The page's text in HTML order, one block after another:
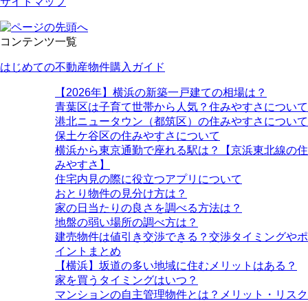
コンテンツ一覧
はじめての不動産物件購入ガイド
【2026年】横浜の新築一戸建ての相場は？
青葉区は子育て世帯から人気？住みやすさについて
港北ニュータウン（都筑区）の住みやすさについて
保土ケ谷区の住みやすさについて
横浜から東京通勤で座れる駅は？【京浜東北線の住
みやすさ】
住宅内見の際に役立つアプリについて
おとり物件の見分け方は？
家の日当たりの良さを調べる方法は？
地盤の弱い場所の調べ方は？
建売物件は値引き交渉できる？交渉タイミングやポ
イントまとめ
【横浜】坂道の多い地域に住むメリットはある？
家を買うタイミングはいつ？
マンションの自主管理物件とは？メリット・リスク